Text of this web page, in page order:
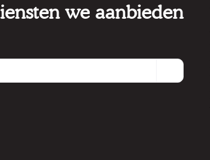
we aanbieden